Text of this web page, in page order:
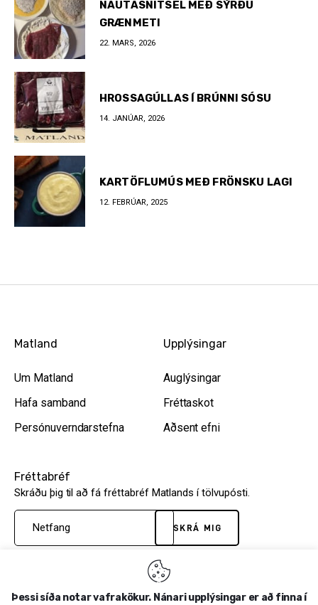
NAUTASNITSEL MEÐ SÝRÐU
GRÆNMETI
22. MARS, 2026
HROSSAGÚLLAS Í BRÚNNI SÓSU
14. JANÚAR, 2026
KARTÖFLUMÚS MEÐ FRÖNSKU LAGI
12. FEBRÚAR, 2025
Matland
Um Matland
Hafa samband
Persónuverndarstefna
Upplýsingar
Auglýsingar
Fréttaskot
Aðsent efni
Fréttabréf
Skráðu þig til að fá fréttabréf Matlands í tölvupósti.
SKRÁ MIG
Þessi síða notar vafrakökur. Nánari upplýsingar er að finna í